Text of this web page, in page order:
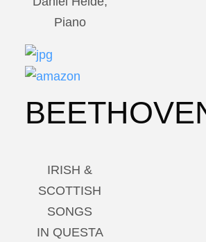
Piano
IRISH &
SCOTTISH
SONGS
IN QUESTA